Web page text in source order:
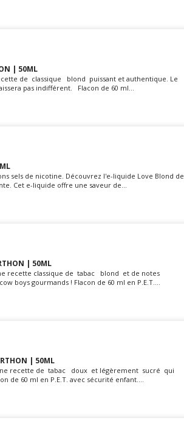
| 50ML
de classique blond puissant et authentique. Le
pas indifférent. Flacon de 60 ml...
sels de nicotine. Découvrez l'e-liquide Love Blond de
Cet e-liquide offre une saveur de...
| 50ML
recette classique de tabac blond et de notes
boys gourmands ! Flacon de 60 ml en P.E.T....
| 50ML
recette de tabac doux et légèrement sucré qui
de 60 ml en P.E.T. avec sécurité enfant....